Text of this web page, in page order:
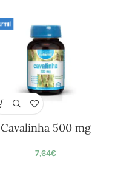
Cavalinha 500 mg
7,64€